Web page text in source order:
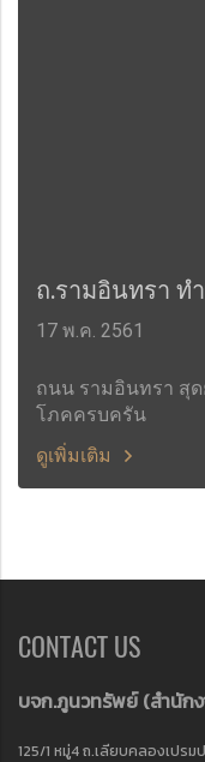
ถ.รามอินทรา ท
17 พ.ค. 2561
ถนน รามอินทรา สุ
โภคครบครัน
ดูเพิ่มเติม
CONTACT US
บจก.ภูนวทรัพย์ (สำนัก
125/1 หมู่4 ถ.เลียบคลองเปรม